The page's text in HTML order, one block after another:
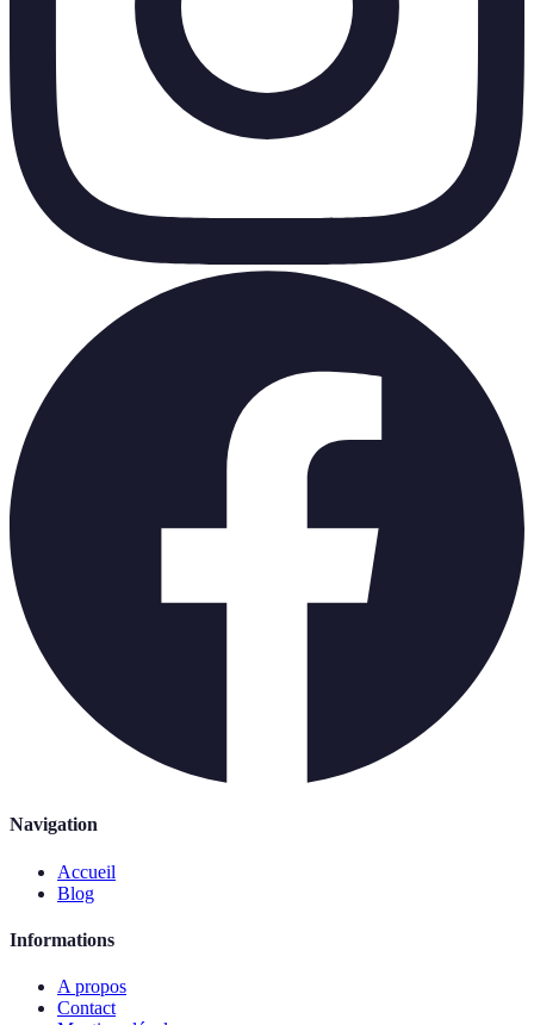
Navigation
Accueil
Blog
Informations
A propos
Contact